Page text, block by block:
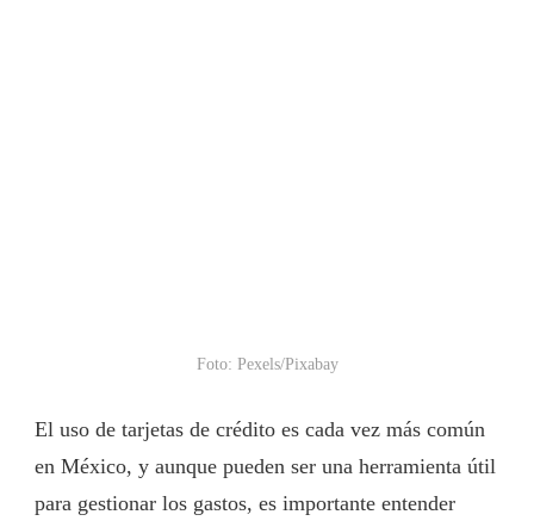
Foto: Pexels/Pixabay
El uso de tarjetas de crédito es cada vez más común
en México, y aunque pueden ser una herramienta útil
para gestionar los gastos, es importante entender